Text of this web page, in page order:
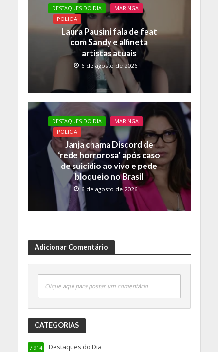
DESTAQUES DO DIA
MARINGA
POLICIA
Laura Pausini fala de feat
com Sandy e alfineta
artistas atuais
6 de agosto de 2026
DESTAQUES DO DIA
MARINGA
POLICIA
Janja chama Discord de
‘rede horrorosa’ após caso
de suicídio ao vivo e pede
bloqueio no Brasil
6 de agosto de 2026
Adicionar Comentário
Clique aqui para postar um comentário
CATEGORIAS
Destaques do Dia
7.914